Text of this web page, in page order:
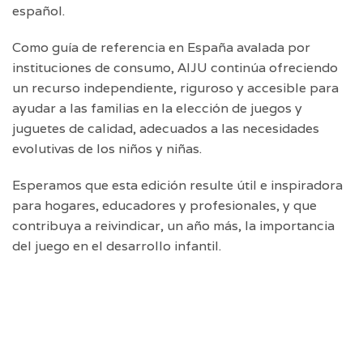
español.
Como guía de referencia en España avalada por
instituciones de consumo, AIJU continúa ofreciendo
un recurso independiente, riguroso y accesible para
ayudar a las familias en la elección de juegos y
juguetes de calidad, adecuados a las necesidades
evolutivas de los niños y niñas.
Esperamos que esta edición resulte útil e inspiradora
para hogares, educadores y profesionales, y que
contribuya a reivindicar, un año más, la importancia
del juego en el desarrollo infantil.